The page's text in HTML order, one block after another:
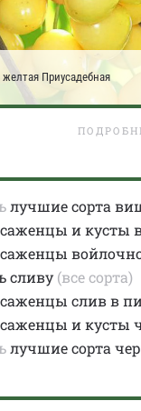
Приусадебная
лучшие сорта
и кусты
сливу (все сорта)
слив в
и кусты
лучшие сорта